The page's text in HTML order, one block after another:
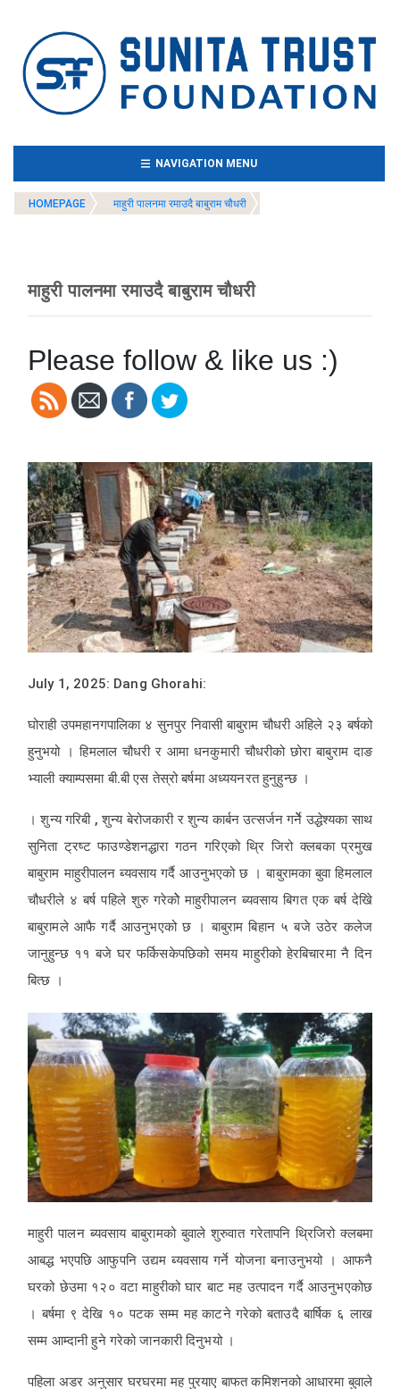
NAVIGATION MENU(CURRENT)
HOMEPAGE माहुरी पालनमा रमाउदै बाबुराम चौधरी
माहुरी पालनमा रमाउदै बाबुराम चौधरी
Please follow & like us :)
July 1, 2025: Dang Ghorahi:
घोराही उपमहानगपालिका ४ सुनपुर निवासी बाबुराम चौधरी अहिले २३ बर्षको
हुनुभयो । हिमलाल चौधरी र आमा धनकुमारी चौधरीको छोरा बाबुराम दाङ
भ्याली क्याम्पसमा बी.बी एस तेस्रो बर्षमा अध्ययनरत हुनुहुन्छ ।
। शुन्य गरिबी , शुन्य बेरोजकारी र शुन्य कार्बन उत्सर्जन गर्नेे उद्धेश्यका साथ
सुनिता ट्रष्ट फाउण्डेशनद्धारा गठन गरिएको थ्रि जिरो क्लबका प्रमुख
बाबुराम माहुरीपालन ब्यवसाय गर्दै आउनुभएको छ । बाबुरामका बुवा हिमलाल
चौधरीले ४ बर्ष पहिले शुरु गरेकोे माहुरीपालन ब्यवसाय बिगत एक बर्ष देखिे
बाबुरामले आफै गर्दै आउनुभएको छ । बाबुराम बिहान ५ बजे उठेर कलेज
जानुहुन्छ ११ बजे घर फर्किसकेपछिको समय माहुरीको हेरबिचारमा नै दिन
बित्छ ।
माहुरी पालन ब्यवसाय बाबुरामको बुवाले शुरुवात गरेतापनि थ्रिजिरो क्लबमा
आबद्ध भएपछि आफुपनि उद्यम ब्यवसाय गर्ने योजना बनाउनुभयो । आफनै
घरको छेउमा १२० वटा माहुरीको घार बाट मह उत्पादन गर्दै आउनुभएकोछ
। बर्षमा ९ देखि १० पटक सम्म मह काटने गरेको बताउदै बार्षिक ६ लाख
सम्म आम्दानी हुने गरेको जानकारी दिनुभयो ।
पहिला अडर अनुसार घरघरमा मह पुरयाए बाफत कमिशनको आधारमा बुवाले